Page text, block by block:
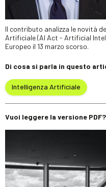
Il contributo analizza le novità
Artificiale (AI Act - Artificial
Europeo il 13 marzo scorso.
Di cosa si parla in questo
Intelligenza Artificiale
Vuoi leggere la versione PDF?